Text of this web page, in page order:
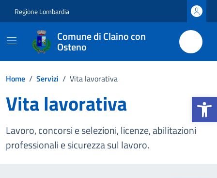
Apri la
Regione Lombardia
Comune di Claino con
Osteno
Home / Servizi / Vita lavorativa
Vita lavorativa
Lavoro, concorsi e selezioni, licenze, abilitazioni
professionali e sicurezza sul lavoro.